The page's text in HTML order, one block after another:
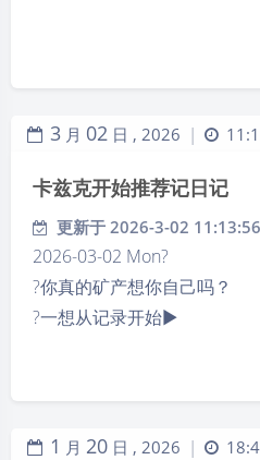
3 月 02 日 , 2026 |
卡兹克开始推荐记日记
更新于 2026-3-02 11:13:56
2026-03-02 Mon?
?你真的矿产想你自己吗？
?一想从记录开始▶️
1 月 20 日 , 2026 |